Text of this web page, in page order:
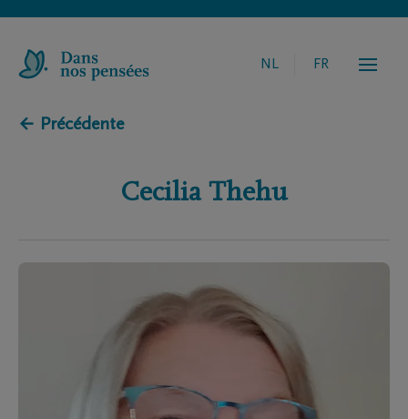
NL FR
← Précédente
Cecilia Thehu